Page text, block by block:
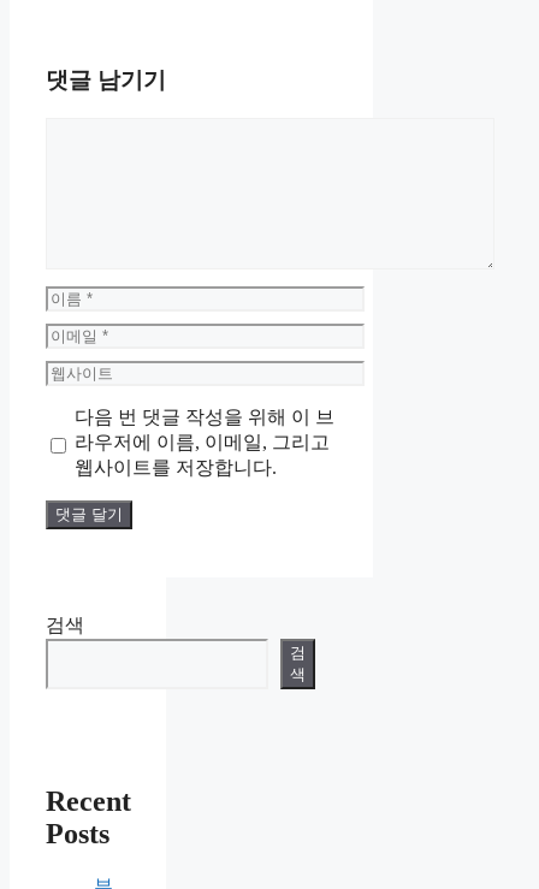
댓글 남기기
이
름
이
메
일
웹
트
다음 번 댓글 작성을 위해 이 브
라우저에 이름, 이메일, 그리고
웹사이트를 저장합니다.
검색
검
색
Recent
Posts